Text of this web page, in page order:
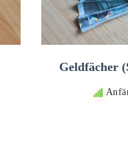
Geldfächer